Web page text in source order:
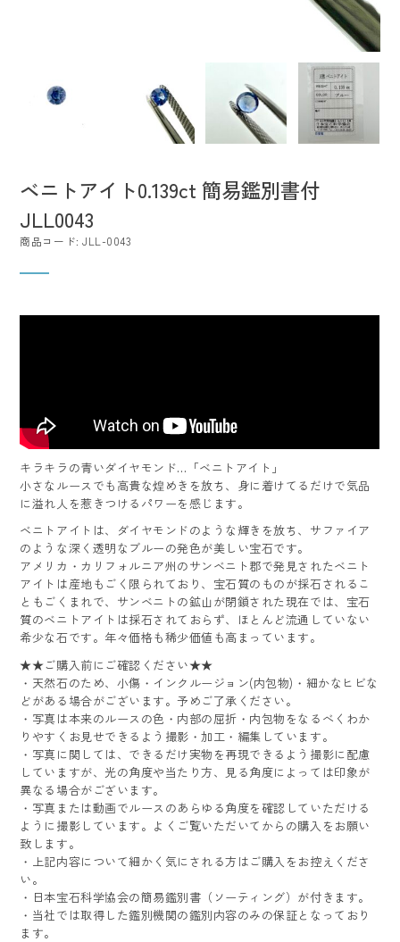
ベニトアイト0.139ct 簡易鑑別書付
JLL0043
商品コード: JLL-0043
キラキラの青いダイヤモンド…「ベニトアイト」
小さなルースでも高貴な煌めきを放ち、身に着けてるだけで気品
に溢れ人を惹きつけるパワーを感じます。
ベニトアイトは、ダイヤモンドのような輝きを放ち、サファイア
のような深く透明なブルーの発色が美しい宝石です。
アメリカ・カリフォルニア州のサンベニト郡で発見されたベニト
アイトは産地もごく限られており、宝石質のものが採石されるこ
ともごくまれで、サンベニトの鉱山が閉鎖された現在では、宝石
質のベニトアイトは採石されておらず、ほとんど流通していない
希少な石です。年々価格も稀少価値も高まっています。
★★ご購入前にご確認ください★★
・天然石のため、小傷・インクルージョン(内包物)・細かなヒビな
どがある場合がございます。予めご了承ください。
・写真は本来のルースの色・内部の屈折・内包物をなるべくわか
りやすくお見せできるよう撮影・加工・編集しています。
・写真に関しては、できるだけ実物を再現できるよう撮影に配慮
していますが、光の角度や当たり方、見る角度によっては印象が
異なる場合がございます。
・写真または動画でルースのあらゆる角度を確認していただける
ように撮影しています。よくご覧いただいてからの購入をお願い
致します。
・上記内容について細かく気にされる方はご購入をお控えくださ
い。
・日本宝石科学協会の簡易鑑別書（ソーティング）が付きます。
・当社では取得した鑑別機関の鑑別内容のみの保証となっており
ます。